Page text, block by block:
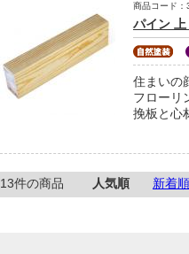
商品コード
パイン
住まいの
フローリ
挽板と心
13件の商品 人気順 新着順